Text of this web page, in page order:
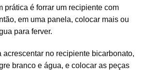
prática é forrar um recipiente com
em uma panela, colocar mais ou
para ferver.
acrescentar no recipiente bicarbonato,
branco e água, e colocar as peças